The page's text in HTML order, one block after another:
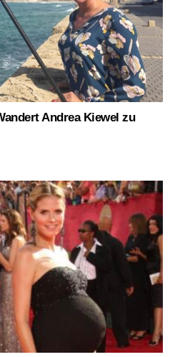
Andrea Kiewel zu